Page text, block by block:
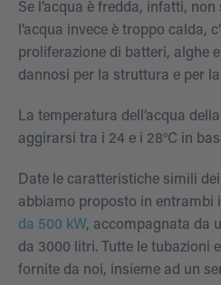
Se l’acqua è fredda, infatti,
l’acqua invece è troppo calda,
proliferazione di batteri, alghe
dannosi per la struttura e per
La temperatura dell’acqua
aggirarsi tra i 24 e i 28°C in
Date le caratteristiche simili
abbiamo proposto in entrambi
da 500 kW, accompagnata da
da 3000 litri. Tutte le tubazioni
fornite da noi, insieme ad un